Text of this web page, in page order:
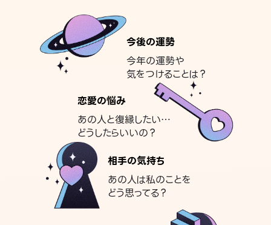
今後の運勢
今年の運勢や
気をつけることは？
恋愛の悩み
あの人と復縁したい…
どうしたらいいの？
相手の気持ち
あの人は私のことを
どう思ってる？